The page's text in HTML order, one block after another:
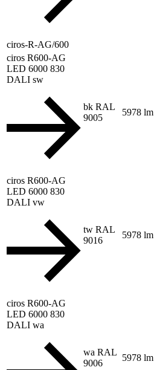
ciros-R-AG/600
ciros R600-AG
LED 6000 830
DALI sw
bk RAL
9005
5978 lm
ciros R600-AG
LED 6000 830
DALI vw
tw RAL
9016
5978 lm
ciros R600-AG
LED 6000 830
DALI wa
wa RAL
9006
5978 lm